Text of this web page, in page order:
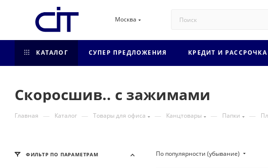
Москва
КАТАЛОГ СУПЕР ПРЕДЛОЖЕНИЯ КРЕДИТ И РАССРОЧКА
Скоросшив.. с зажимами
Главная — Каталог — Товары для офиса — Канцтовары — Папки —
По популярности (убывание)
ФИЛЬТР ПО ПАРАМЕТРАМ